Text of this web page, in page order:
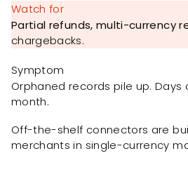
Watch for
Partial refunds, multi-currency
chargebacks.
Symptom
Orphaned records pile up. Days
month.
Off-the-shelf connectors are
merchants in single-currency